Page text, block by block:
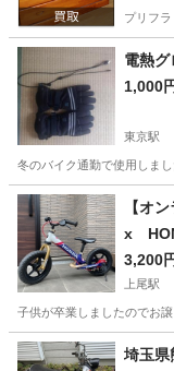
プリフラ
電熱グ
1,000
東京駅
冬のバイク通勤で使用しま
埼玉 日高市 東京駅
【オ
x
3,200
上尾駅
子供が卒業しましたのでお
埼玉 上尾市 上尾駅